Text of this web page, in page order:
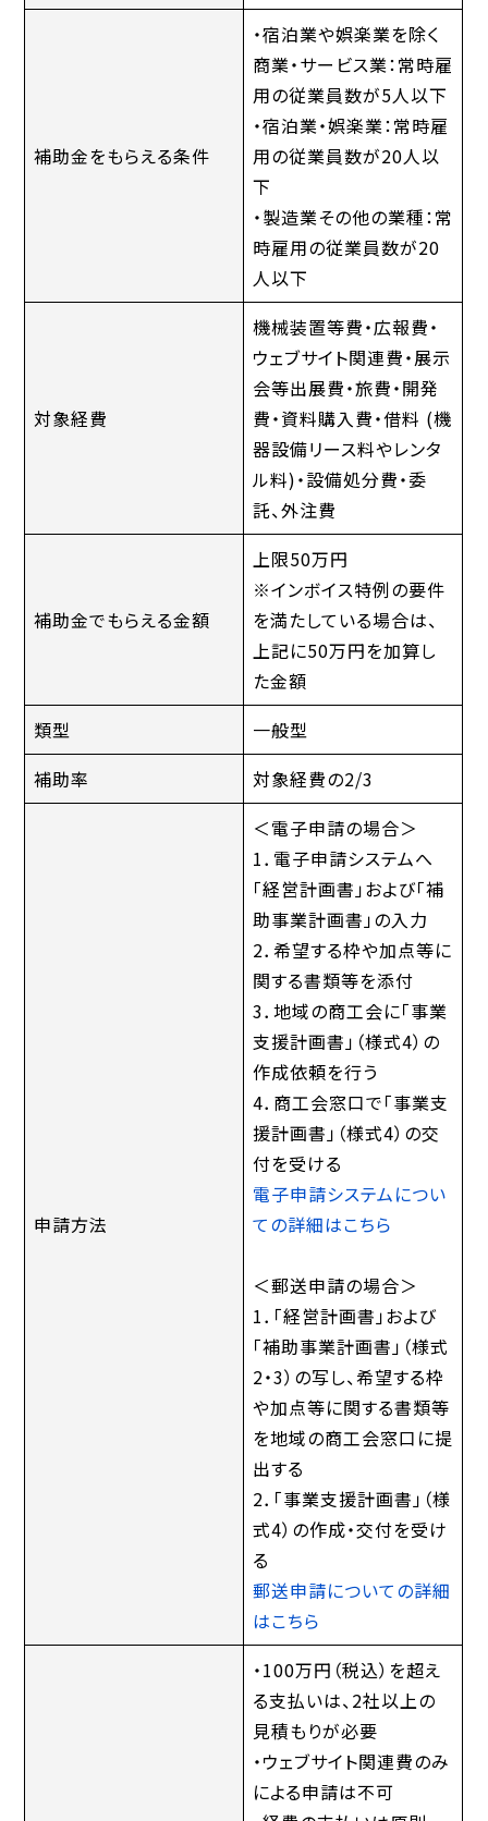
補助金をもらえる条件
・宿泊業や娯楽業を除く
商業・サービス業：常時雇
用の従業員数が5人以下
・宿泊業・娯楽業：常時雇
用の従業員数が20人以
下
・製造業その他の業種：常
時雇用の従業員数が20
人以下
対象経費
機械装置等費・広報費・
ウェブサイト関連費・展示
会等出展費・旅費・開発
費・資料購入費・借料 (機
器設備リース料やレンタ
ル料)・設備処分費・委
託、外注費
補助金でもらえる金額
上限50万円
※インボイス特例の要件
を満たしている場合は、
上記に50万円を加算し
た金額
類型
一般型
補助率
対象経費の2/3
申請方法
＜電子申請の場合＞
1．電子申請システムへ
「経営計画書」および「補
助事業計画書」の入力
2．希望する枠や加点等に
関する書類等を添付
3．地域の商工会に「事業
支援計画書」（様式4）の
作成依頼を行う
4．商工会窓口で「事業支
援計画書」（様式4）の交
付を受ける
電子申請システムについ
ての詳細はこちら
＜郵送申請の場合＞
1．「経営計画書」および
「補助事業計画書」（様式
2・3）の写し、希望する枠
や加点等に関する書類等
を地域の商工会窓口に提
出する
2．「事業支援計画書」（様
式4）の作成・交付を受け
る
郵送申請についての詳細
はこちら
・100万円（税込）を超え
る支払いは、2社以上の
見積もりが必要
・ウェブサイト関連費のみ
による申請は不可